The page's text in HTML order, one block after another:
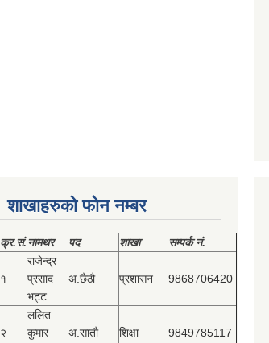
शाखाहरुको फोन नम्बर
क्र.सं.नामथर पद शाखा सम्‍पर्क नं.
१
राजेन्द्र
प्रसाद
भट्ट
अ.छैठौ प्रशासन 9868706420
२
ललित
कुमार
अ.सातौ शिक्षा 9849785117